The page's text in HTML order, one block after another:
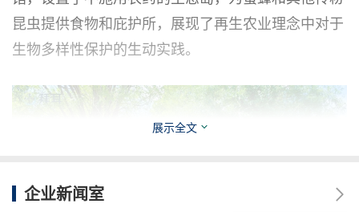
昆虫提供食物和庇护所，展现了再生农业理念中对于
生物多样性保护的生动实践。
展示全文
企业新闻室